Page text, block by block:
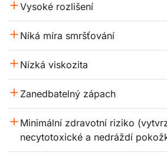
Vysoké rozlišení
Níká míra smršťování
Nízká viskozita
Zanedbatelný zápach
Minimální zdravotní riziko
necytotoxické a nedráždí